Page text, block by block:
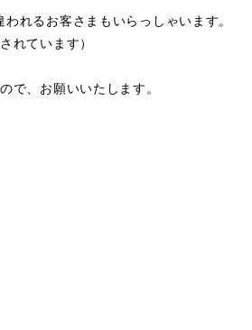
れるお客さまもいらっしゃいます。
れています）
で、お願いいたします。